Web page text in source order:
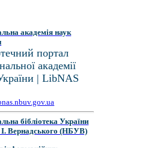
академія наук
портал
академії
| LibNAS
бібліотека України
І. Вернадського (НБУВ)